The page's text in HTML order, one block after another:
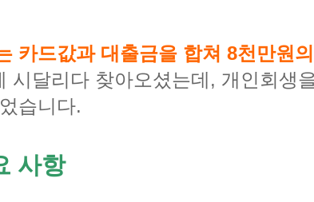
카드값과 대출금을 합쳐 8천만원
시달리다 찾아오셨는데, 개인회생
습니다.
사항